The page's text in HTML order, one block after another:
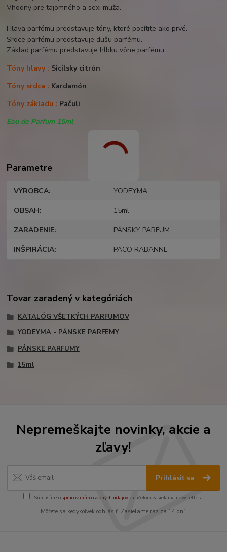
Vhodný pre tajomného a sexi muža.
Hlava parfému predstavuje tóny, ktoré pocítite ako prvé.
Srdce parfému predstavuje dušu parfému.
Základ parfému predstavuje hĺbku vône parfému.
Tóny hlavy : Sicílsky citrón
Tóny srdca : Kardamón
Tóny základu : Pačuli
Eau de Parfum 15ml
Parametre
VÝROBCA YODEYMA
OBSAH 15ml
ZARADENIE PÁNSKY PARFUM
INŠPIRÁCIA PACO RABANNE
Tovar zaradený v kategóriách
KATALÓG VŠETKÝCH PARFUMOV
YODEYMA - PÁNSKE PARFEMY
PÁNSKE PARFUMY
15ml
Nepremeškajte novinky, akcie a
zľavy!
Prihlásiť sa
Súhlasím sospracovaním osobných údajov za účelom zasielania newslettera.
Môžete sa kedykoľvek odhlásiť. Zasielame raz za 14 dní.